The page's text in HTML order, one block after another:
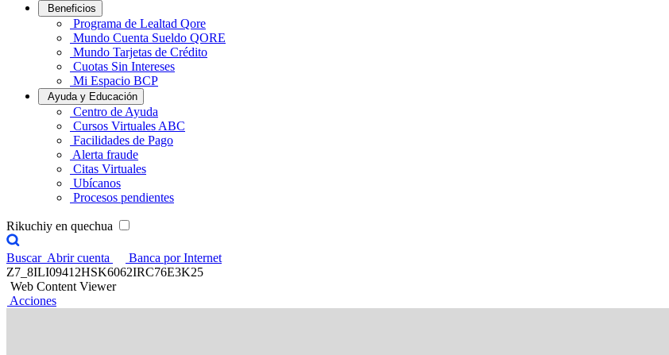
Beneficios
Programa de Lealtad Qore
Mundo Cuenta Sueldo QORE
Mundo Tarjetas de Crédito
Cuotas Sin Intereses
Mi Espacio BCP
Ayuda y Educación
Centro de Ayuda
Cursos Virtuales ABC
Facilidades de Pago
Alerta fraude
Citas Virtuales
Ubícanos
Procesos pendientes
Rikuchiy en quechua
Buscar Abrir cuenta
Banca por Internet
Z7_8ILI09412HSK6062IRC76E3K25
Web Content Viewer
Acciones